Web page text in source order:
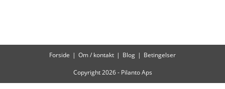
Forside Om / kontakt Blog Betingelser
Copyright 2026 - Pilanto Aps